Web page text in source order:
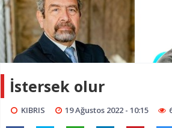
İstersek olur
KIBRIS 19 Ağustos 2022 - 10:15